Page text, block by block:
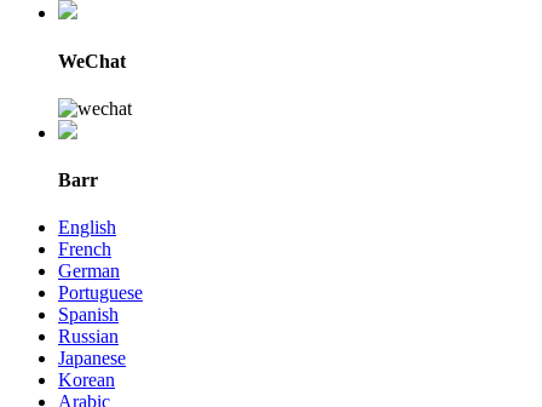
WeChat
Barr
English
French
German
Portuguese
Spanish
Russian
Japanese
Korean
Arabic